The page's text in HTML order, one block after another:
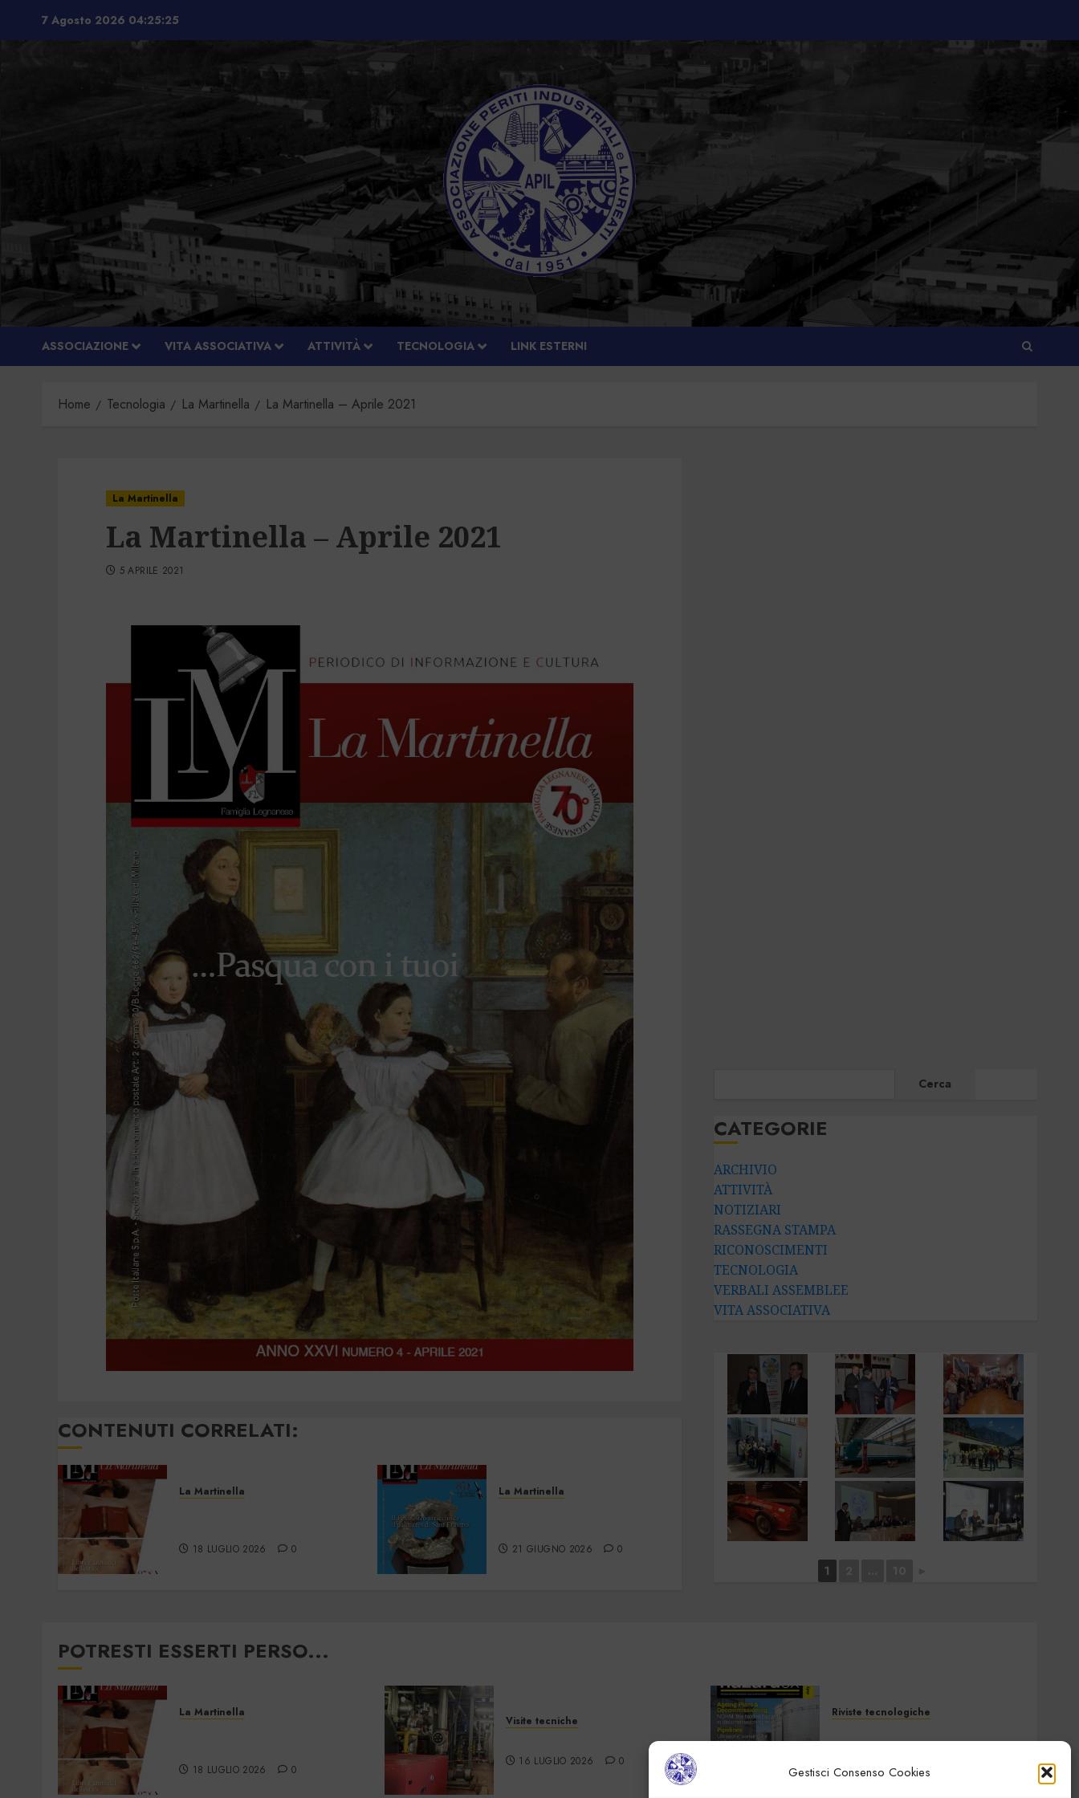
Gestisci Consenso Cookies
7 Agosto 2026 04:25:26
ASSOCIAZIONE VITA ASSOCIATIVA ATTIVITÀ TECNOLOGIA LINK ESTERNI
Home Tecnologia La Martinella La Martinella – Aprile 2021
La Martinella
La Martinella – Aprile 2021
5 APRILE 2021
CONTENUTI CORRELATI:
La Martinella
18 LUGLIO 2026 0
La Martinella
21 GIUGNO 2026 0
Cerca
CATEGORIE
ARCHIVIO
ATTIVITÀ
NOTIZIARI
RASSEGNA STAMPA
RICONOSCIMENTI
TECNOLOGIA
VERBALI ASSEMBLEE
VITA ASSOCIATIVA
1
POTRESTI ESSERTI PERSO...
La Martinella
18 LUGLIO 2026 0
Visite tecniche
Cos’è il teleriscaldamento
16 LUGLIO 2026 0
Riviste tecnologiche
7 LUGLIO 2026